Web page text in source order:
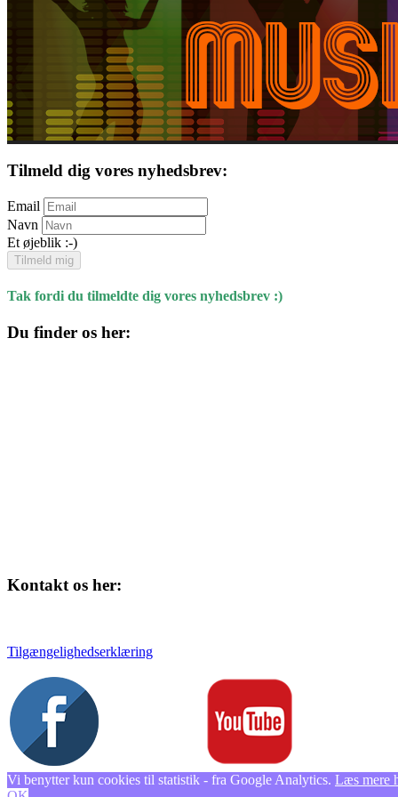
Tilmeld dig vores nyhedsbrev:
Email
Navn
Et øjeblik :-)
Tilmeld mig
Tak fordi du tilmeldte dig vores nyhedsbrev :)
Du finder os her:
Kontakt os her:
Tilgængelighedserklæring
Vi benytter kun cookies til statistik - fra Google Analytics. Læs mere